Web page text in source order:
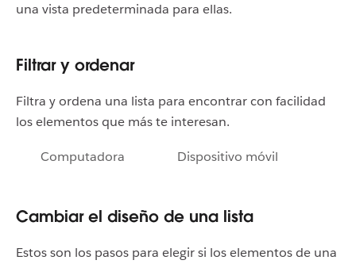
una vista predeterminada para ellas.
Filtrar y ordenar
Filtra y ordena una lista para encontrar con facilidad
los elementos que más te interesan.
Computadora Dispositivo móvil
Cambiar el diseño de una lista
Estos son los pasos para elegir si los elementos de una